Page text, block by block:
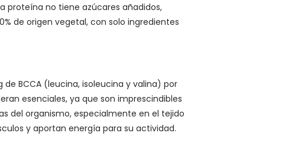
proteína no tiene azúcares añadidos,
de origen vegetal, con solo ingredientes
BCCA (leucina, isoleucina y valina) por
esenciales, ya que son imprescindibles
del organismo, especialmente en el tejido
y aportan energía para su actividad.